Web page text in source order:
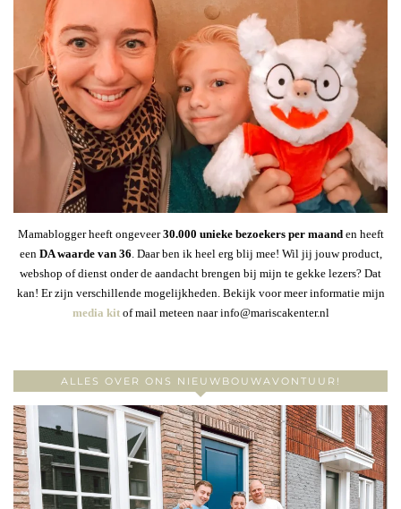
Mamablogger heeft ongeveer30.000 unieke bezoekers per maanden heeft
een DA waarde van 36 . Daar ben ik heel erg blij mee! Wil jij jouw product,
webshop of dienst onder de aandacht brengen bij mijn te gekke lezers? Dat
kan! Er zijn verschillende mogelijkheden. Bekijk voor meer informatie mijn
media kitof mail meteen naar info@mariscakenter.nl
ALLES OVER ONS NIEUWBOUWAVONTUUR!